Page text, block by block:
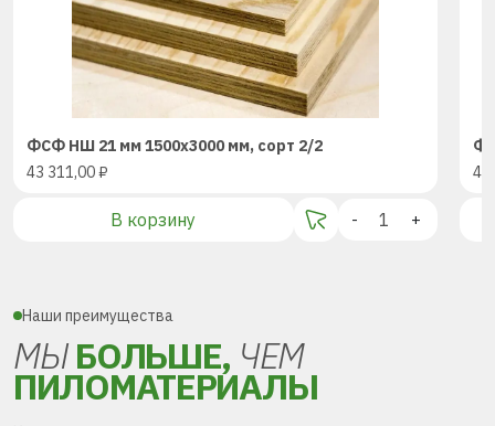
ФСФ НШ 21 мм 1500х3000 мм, сорт 2/2
43 311,00₽
В корзину - +
43
Наши преимущества
МЫБОЛЬШЕ, ЧЕМ
ПИЛОМАТЕРИАЛЫ